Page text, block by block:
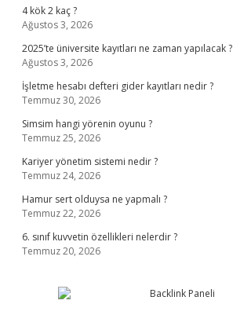
4 kök 2 kaç ?
Ağustos 3, 2026
2025’te üniversite kayıtları ne zaman yapılacak ?
Ağustos 3, 2026
İşletme hesabı defteri gider kayıtları nedir ?
Temmuz 30, 2026
Simsim hangi yörenin oyunu ?
Temmuz 25, 2026
Kariyer yönetim sistemi nedir ?
Temmuz 24, 2026
Hamur sert olduysa ne yapmalı ?
Temmuz 22, 2026
6. sınıf kuvvetin özellikleri nelerdir ?
Temmuz 20, 2026